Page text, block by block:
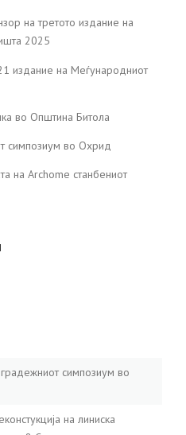
на третото издание на
2025
издание на Меѓународниот
во Општина Битола
симпозиум во Охрид
на Archome станбениот
симпозиум во
на линиска